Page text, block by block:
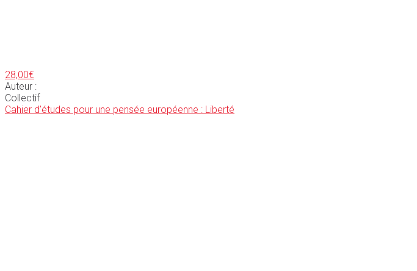
28,00€
Auteur :
Collectif
Cahier d’études pour une pensée européenne : Liberté